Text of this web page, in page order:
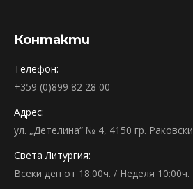
Контакти
Телефон:
+359 (0)899 82 28 00
Адрес:
ул. „Детелина“ № 4, 4150 гр. Раковски
Света Литургия:
Всеки ден от 18:00ч. / Неделя 10:00ч.